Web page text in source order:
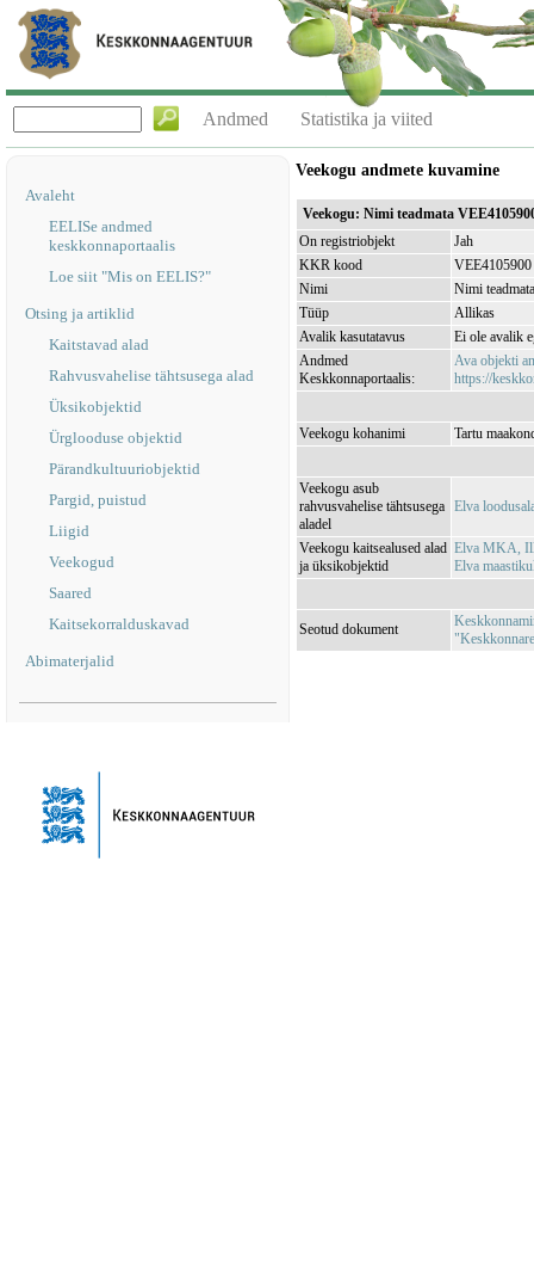
Andmed Statistika ja viited
Avaleht
EELISe andmed
keskkonnaportaalis
Loe siit "Mis on EELIS?"
Otsing ja artiklid
Kaitstavad alad
Rahvusvahelise tähtsusega alad
Üksikobjektid
Ürglooduse objektid
Pärandkultuuriobjektid
Pargid, puistud
Liigid
Veekogud
Saared
Kaitsekorralduskavad
Abimaterjalid
Veekogu andmete kuvamine
Veekogu: Nimi teadmata
On registriobjekt
Jah
KKR kood
VEE4105900
Nimi
Nimi teadmata
Tüüp
Allikas
Avalik kasutatavus
Ei ole avalik
Andmed
Keskkonnaportaalis:
Ava objekti
https://
Veekogu kohanimi Tartu
Veekogu asub
rahvusvahelise tähtsusega
aladel
Elva
Veekogu kaitsealused alad
ja üksikobjektid
Elva MKA,
Elva
Seotud dokument